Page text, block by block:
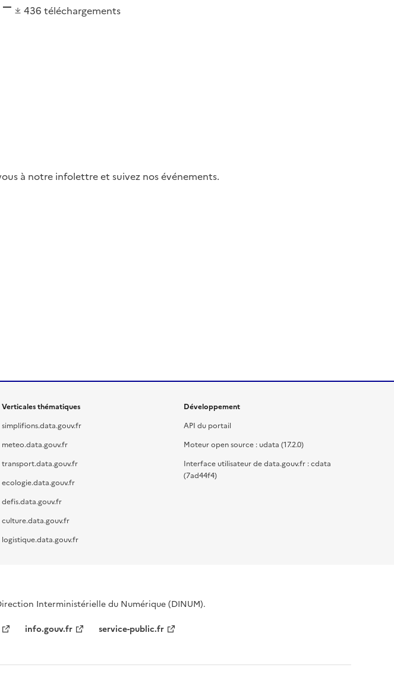
436 téléchargements
à notre infolettre et suivez nos événements.
Verticales thématiques
simplifions.data.gouv.fr
meteo.data.gouv.fr
transport.data.gouv.fr
ecologie.data.gouv.fr
defis.data.gouv.fr
culture.data.gouv.fr
logistique.data.gouv.fr
Développement
API du portail
Moteur open source : udata (17.2.0)
Interface utilisateur de data.gouv.fr : cdata
(7ad44f4)
Interministérielle du Numérique (DINUM).
info.gouv.fr service-public.fr